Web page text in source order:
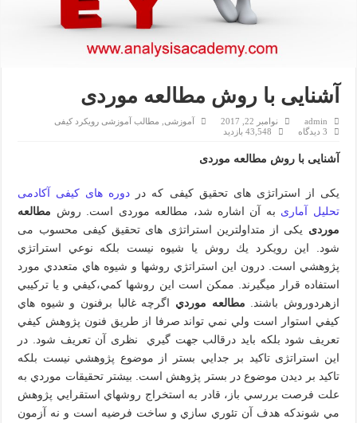
آشنایی با روش مطالعه موردی
admin نوامبر 22, 2017 آموزشی
مطالب آموزشی رویکرد کیفی
3 دیدگاه
43,548 بازدید
آشنایی با روش مطالعه موردی
یکی از استراتژی های تحقیق کیفی که در دوره های کیفی آکادمی
تحلیل آماری به آن اشاره شد، مطالعه موردی است. روش مطالعه
موردی یکی از متداولترین استراتژی های تحقیق کیفی محسوب می
شود. اين رويكرد يك روش يا شیوه نیست بلكه نوعي استراتژي
پژوهشي است. درون اين استراتژي روشها و شیوه هاي متعددي مورد
استفاده قرار ميگیرند. ممكن است اين روشها كمي،كیفي و يا تركیبي
ازهردوروش باشند. مطالعه موردي اگرچه غالبا برفنون و شیوه هاي
كیفي استوار است ولي نمي تواند صرفا از طريق فنون پژوهش كیفي
تعريف شود بلكه باید درقالب جهت گیري نظری آن تعریف شود. در
این استراتژی تاکید بر جدايي بستر از موضوع پژوهشي نیست بلكه
تاكید بر ديدن موضوع در بستر پژوهش است. بیشتر تحقیقات موردي به
علت فرصت بررسي باز، قادر به استخراج روشهاي استقرايي پژوهش
مي شوندكه هدف آن تئوري سازي و ساخت فرضیه است و نه آزمون